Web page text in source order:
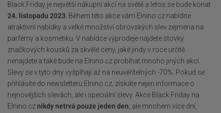
Black Friday je největší nákupní akcí na světě a letos se bude konat
24. listopadu 2023 . Během této akce vám Elnino.cz nabídne
atraktivní nabídky a velké množství obrovských slev zejména na
parfémy a kosmetiku. V nabídce výprodeje najdete stovky
značkových kousků za skvělé ceny, jaké jindy v roce určitě
nenajdete a také bude na Elnino.cz probíhat mnoho jiných akcí.
Slevy se v tyto dny vyšplhají až na neuvěřitelných -70%. Pokud se
přihlásíte do newsletteru Elnino.cz, získáte nejen informace o
nejnovějších slevách, ale i speciální slevy. Akce Black Friday na
Elnino.cz nikdy netrvá pouze jeden den , ale mnohem více dní,